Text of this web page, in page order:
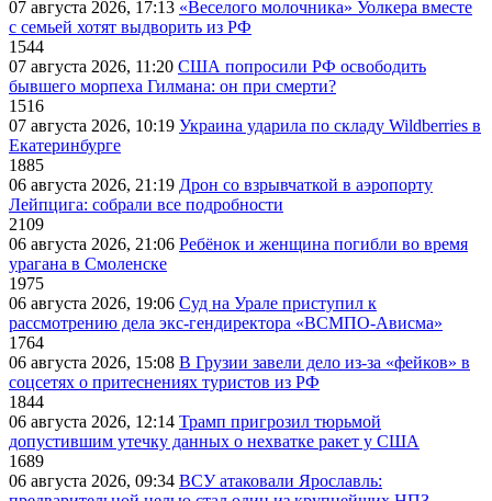
07 августа 2026, 17:13 «Веселого молочника» Уолкера вместе
с семьей хотят выдворить из РФ
1544
07 августа 2026, 11:20 США попросили РФ освободить
бывшего морпеха Гилмана: он при смерти?
1516
07 августа 2026, 10:19 Украина ударила по складу Wildberries в
Екатеринбурге
1885
06 августа 2026, 21:19 Дрон со взрывчаткой в аэропорту
Лейпцига: собрали все подробности
2109
06 августа 2026, 21:06 Ребёнок и женщина погибли во время
урагана в Смоленске
1975
06 августа 2026, 19:06 Суд на Урале приступил к
рассмотрению дела экс-гендиректора «ВСМПО-Ависма»
1764
06 августа 2026, 15:08 В Грузии завели дело из-за «фейков» в
соцсетях о притеснениях туристов из РФ
1844
06 августа 2026, 12:14 Трамп пригрозил тюрьмой
допустившим утечку данных о нехватке ракет у США
1689
06 августа 2026, 09:34 ВСУ атаковали Ярославль: